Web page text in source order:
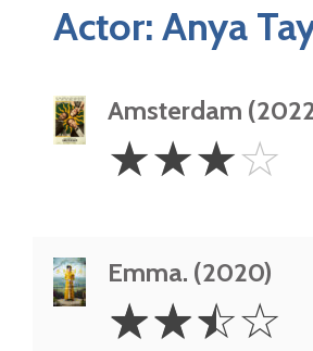
Actor:Anya
Amsterdam
Stars
☆☆☆☆
Emma. (2020)
2.5
Stars
☆☆☆☆